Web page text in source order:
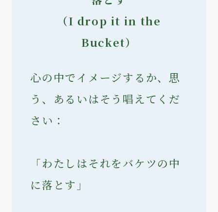
（I drop it in the
Bucket）
心の中でイメージするか、思
う、あるいはそう唱えてくだ
さい：
「わたしはそれをバケツの中
に落とす」